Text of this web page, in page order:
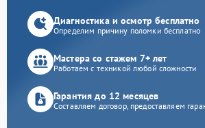
Диагностика и осмотр бесплатно
Определим причину поломки бесплатно
Мастера со стажем 7+ лет
Работаем с техникой любой сложности
Гарантия до 12 месяцев
Составляем договор, предоставляем